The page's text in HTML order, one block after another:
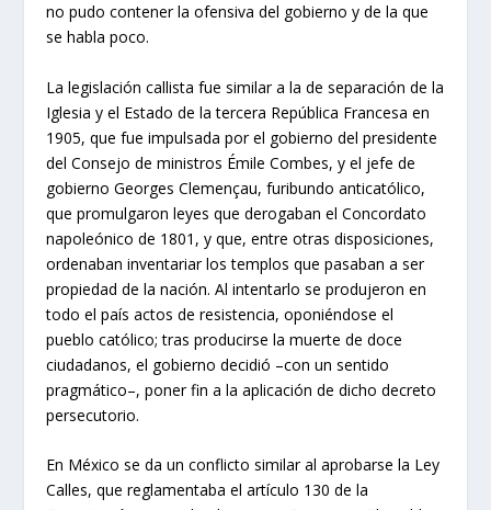
no pudo contener la ofensiva del gobierno y de la que
se habla poco.
La legislación callista fue similar a la de separación de la
Iglesia y el Estado de la tercera República Francesa en
1905, que fue impulsada por el gobierno del presidente
del Consejo de ministros Émile Combes, y el jefe de
gobierno Georges Clemençau, furibundo anticatólico,
que promulgaron leyes que derogaban el Concordato
napoleónico de 1801, y que, entre otras disposiciones,
ordenaban inventariar los templos que pasaban a ser
propiedad de la nación. Al intentarlo se produjeron en
todo el país actos de resistencia, oponiéndose el
pueblo católico; tras producirse la muerte de doce
ciudadanos, el gobierno decidió –con un sentido
pragmático–, poner fin a la aplicación de dicho decreto
persecutorio.
En México se da un conflicto similar al aprobarse la Ley
Calles, que reglamentaba el artículo 130 de la